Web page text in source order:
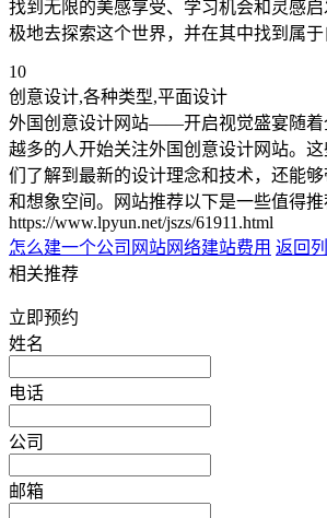
找到无限的美感享受、学习机会和灵感
极地去探索这个世界，并在其中找到属于
10
创意设计,各种类型,平面设计
外国创意设计网站——开启视觉盛宴随着
越多的人开始关注外国创意设计网站。
们了解到最新的设计理念和技术，还能
和想象空间。网站推荐以下是一些值得推
https://www.lpyun.net/jszs/61911.html
怎么建一个公司网站网络建站费用 返回
相关推荐
立即预约
姓名
电话
公司
邮箱